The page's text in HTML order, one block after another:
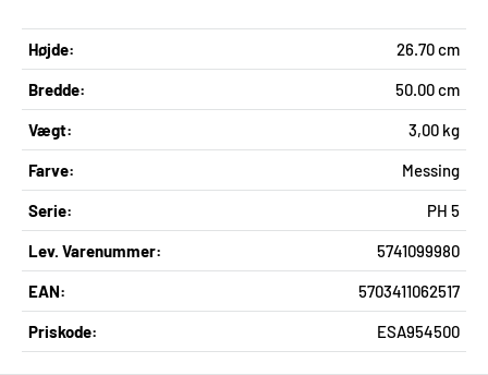
Højde: 26.70 cm
Bredde: 50.00 cm
Vægt: 3,00 kg
Farve: Messing
Serie: PH 5
Lev. Varenummer: 5741099980
EAN: 5703411062517
Priskode: ESA954500